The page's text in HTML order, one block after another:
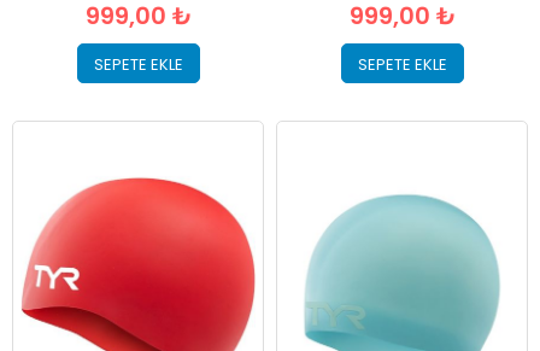
999,00 ₺
SEPETE EKLE
999,00 ₺
SEPETE EKLE